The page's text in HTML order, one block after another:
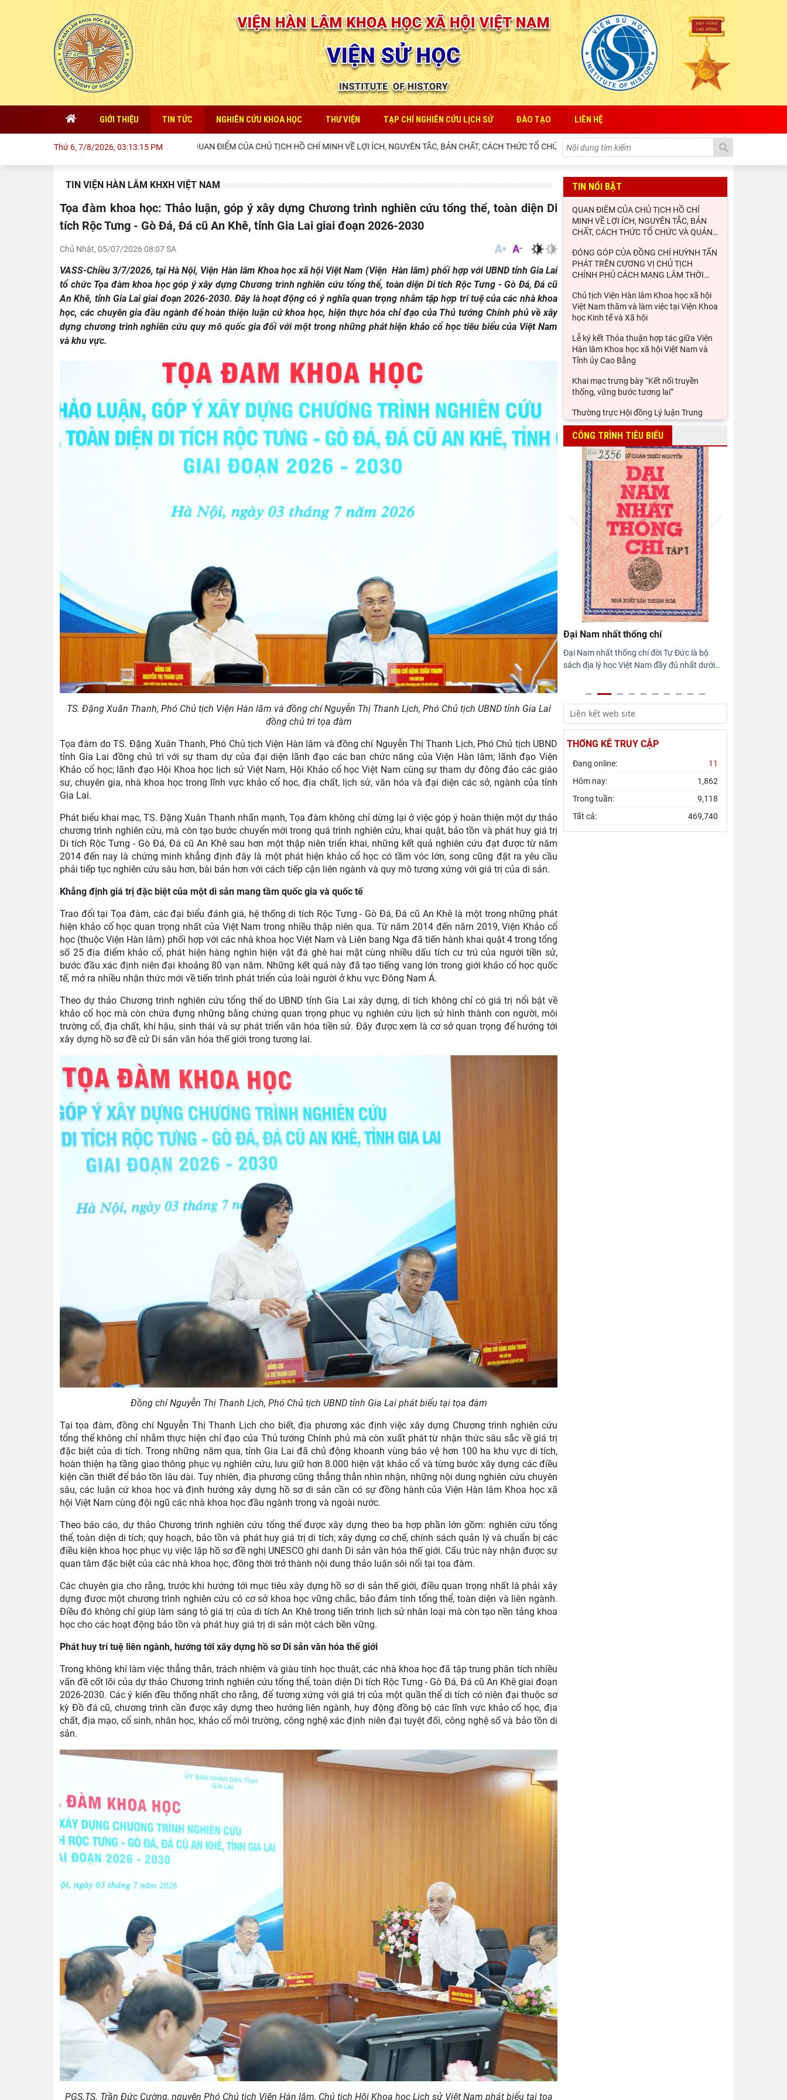
GIỚI THIỆU TIN TỨC NGHIÊN CỨU KHOA HỌC THƯ VIỆN TẠP CHÍ NGHIÊN CỨU LỊCH SỬ ĐÀO TẠO LIÊN HỆ
Thứ 6, 7/8/2026, 03:13:17 PMQUAN ĐIỂM CỦA CHỦ TỊCH HỒ CHÍ MINH VỀ LỢI ÍCH, NGUYÊN TẮC, BẢN CHẤT, CÁCH THỨC TỔ CHỨC VÀ QUẢN LÝ CỦA NHÀ NƯỚC ĐỐI VỚI SỰ PHÁT TRIỂN HỢP TÁC XÃ
TIN VIỆN HÀN LÂM KHXH VIỆT NAM
Tọa đàm khoa học: Thảo luận, góp ý xây dựng Chương trình nghiên cứu tổng thể, toàn diện Di
tích Rộc Tưng - Gò Đá, Đá cũ An Khê, tỉnh Gia Lai giai đoạn 2026-2030
Chủ Nhật, 05/07/2026 08:07 SA
VASS-Chiều 3/7/2026, tại Hà Nội, Viện Hàn lâm Khoa học xã hội Việt Nam (Viện Hàn lâm) phối hợp với UBND tỉnh Gia Lai
tổ chức Tọa đàm khoa học góp ý xây dựng Chương trình nghiên cứu tổng thể, toàn diện Di tích Rộc Tưng - Gò Đá, Đá cũ
An Khê, tỉnh Gia Lai giai đoạn 2026-2030. Đây là hoạt động có ý nghĩa quan trọng nhằm tập hợp trí tuệ của các nhà khoa
học, các chuyên gia đầu ngành để hoàn thiện luận cứ khoa học, hiện thực hóa chỉ đạo của Thủ tướng Chính phủ về xây
dựng chương trình nghiên cứu quy mô quốc gia đối với một trong những phát hiện khảo cổ học tiêu biểu của Việt Nam
và khu vực.
TS. Đặng Xuân Thanh, Phó Chủ tịch Viện Hàn lâm và đồng chí Nguyễn Thị Thanh Lịch, Phó Chủ tịch UBND tỉnh Gia Lai
đồng chủ trì tọa đàm
Tọa đàm do TS. Đặng Xuân Thanh, Phó Chủ tịch Viện Hàn lâm và đồng chí Nguyễn Thị Thanh Lịch, Phó Chủ tịch UBND
tỉnh Gia Lai đồng chủ trì với sự tham dự của đại diện lãnh đạo các ban chức năng của Viện Hàn lâm; lãnh đạo Viện
Khảo cổ học; lãnh đạo Hội Khoa học lịch sử Việt Nam, Hội Khảo cổ học Việt Nam cùng sự tham dự đông đảo các giáo
sư, chuyên gia, nhà khoa học trong lĩnh vực khảo cổ học, địa chất, lịch sử, văn hóa và đại diện các sở, ngành của tỉnh
Gia Lai.
Phát biểu khai mạc, TS. Đặng Xuân Thanh nhấn mạnh, Tọa đàm không chỉ dừng lại ở việc góp ý hoàn thiện một dự thảo
chương trình nghiên cứu, mà còn tạo bước chuyển mới trong quá trình nghiên cứu, khai quật, bảo tồn và phát huy giá trị
Di tích Rộc Tưng - Gò Đá, Đá cũ An Khê sau hơn một thập niên triển khai, những kết quả nghiên cứu đạt được từ năm
2014 đến nay là chứng minh khẳng định đây là một phát hiện khảo cổ học có tầm vóc lớn, song cũng đặt ra yêu cầu
phải tiếp tục nghiên cứu sâu hơn, bài bản hơn với cách tiếp cận liên ngành và quy mô tương xứng với giá trị của di sản.
Khẳng định giá trị đặc biệt của một di sản mang tầm quốc gia và quốc tế
Trao đổi tại Tọa đàm, các đại biểu đánh giá, hệ thống di tích Rộc Tưng - Gò Đá, Đá cũ An Khê là một trong những phát
hiện khảo cổ học quan trọng nhất của Việt Nam trong nhiều thập niên qua. Từ năm 2014 đến năm 2019, Viện Khảo cổ
học (thuộc Viện Hàn lâm) phối hợp với các nhà khoa học Việt Nam và Liên bang Nga đã tiến hành khai quật 4 trong tổng
số 25 địa điểm khảo cổ, phát hiện hàng nghìn hiện vật đá ghè hai mặt cùng nhiều dấu tích cư trú của người tiền sử,
bước đầu xác định niên đại khoảng 80 vạn năm. Những kết quả này đã tạo tiếng vang lớn trong giới khảo cổ học quốc
tế, mở ra nhiều nhận thức mới về tiến trình phát triển của loài người ở khu vực Đông Nam Á.
Theo dự thảo Chương trình nghiên cứu tổng thể do UBND tỉnh Gia Lai xây dựng, di tích không chỉ có giá trị nổi bật về
khảo cổ học mà còn chứa đựng những bằng chứng quan trọng phục vụ nghiên cứu lịch sử hình thành con người, môi
trường cổ, địa chất, khí hậu, sinh thái và sự phát triển văn hóa tiền sử. Đây được xem là cơ sở quan trọng để hướng tới
xây dựng hồ sơ đề cử Di sản văn hóa thế giới trong tương lai.
Đồng chí Nguyễn Thị Thanh Lịch, Phó Chủ tịch UBND tỉnh Gia Lai phát biểu tại tọa đàm
Tại tọa đàm, đồng chí Nguyễn Thị Thanh Lịch cho biết, địa phương xác định việc xây dựng Chương trình nghiên cứu
tổng thể không chỉ nhằm thực hiện chỉ đạo của Thủ tướng Chính phủ mà còn xuất phát từ nhận thức sâu sắc về giá trị
đặc biệt của di tích. Trong những năm qua, tỉnh Gia Lai đã chủ động khoanh vùng bảo vệ hơn 100 ha khu vực di tích,
hoàn thiện hạ tầng giao thông phục vụ nghiên cứu, lưu giữ hơn 8.000 hiện vật khảo cổ và từng bước xây dựng các điều
kiện cần thiết để bảo tồn lâu dài. Tuy nhiên, địa phương cũng thẳng thắn nhìn nhận, những nội dung nghiên cứu chuyên
sâu, các luận cứ khoa học và định hướng xây dựng hồ sơ di sản cần có sự đồng hành của Viện Hàn lâm Khoa học xã
hội Việt Nam cùng đội ngũ các nhà khoa học đầu ngành trong và ngoài nước.
Theo báo cáo, dự thảo Chương trình nghiên cứu tổng thể được xây dựng theo ba hợp phần lớn gồm: nghiên cứu tổng
thể, toàn diện di tích; quy hoạch, bảo tồn và phát huy giá trị di tích; xây dựng cơ chế, chính sách quản lý và chuẩn bị các
điều kiện khoa học phục vụ việc lập hồ sơ đề nghị UNESCO ghi danh Di sản văn hóa thế giới. Cấu trúc này nhận được sự
quan tâm đặc biệt của các nhà khoa học, đồng thời trở thành nội dung thảo luận sôi nổi tại tọa đàm.
Các chuyên gia cho rằng, trước khi hướng tới mục tiêu xây dựng hồ sơ di sản thế giới, điều quan trọng nhất là phải xây
dựng được một chương trình nghiên cứu có cơ sở khoa học vững chắc, bảo đảm tính tổng thể, toàn diện và liên ngành.
Điều đó không chỉ giúp làm sáng tỏ giá trị của di tích An Khê trong tiến trình lịch sử nhân loại mà còn tạo nền tảng khoa
học cho các hoạt động bảo tồn và phát huy giá trị di sản một cách bền vững.
Phát huy trí tuệ liên ngành, hướng tới xây dựng hồ sơ Di sản văn hóa thế giới
Trong không khí làm việc thẳng thắn, trách nhiệm và giàu tính học thuật, các nhà khoa học đã tập trung phân tích nhiều
vấn đề cốt lõi của dự thảo Chương trình nghiên cứu tổng thể, toàn diện Di tích Rộc Tưng - Gò Đá, Đá cũ An Khê giai đoạn
2026-2030. Các ý kiến đều thống nhất cho rằng, để tương xứng với giá trị của một quần thể di tích có niên đại thuộc sơ
kỳ Đồ đá cũ, chương trình cần được xây dựng theo hướng liên ngành, huy động đồng bộ các lĩnh vực khảo cổ học, địa
chất, địa mạo, cổ sinh, nhân học, khảo cổ môi trường, công nghệ xác định niên đại tuyệt đối, công nghệ số và bảo tồn di
sản.
PGS.TS. Trần Đức Cường, nguyên Phó Chủ tịch Viện Hàn lâm, Chủ tịch Hội Khoa học Lịch sử Việt Nam phát biểu tại tọa
TIN NỔI BẬT
QUAN ĐIỂM CỦA CHỦ TỊCH HỒ CHÍ
MINH VỀ LỢI ÍCH, NGUYÊN TẮC, BẢN
CHẤT, CÁCH THỨC TỔ CHỨC VÀ QUẢN…
ĐÓNG GÓP CỦA ĐỒNG CHÍ HUỲNH TẤN
PHÁT TRÊN CƯƠNG VỊ CHỦ TỊCH
CHÍNH PHỦ CÁCH MẠNG LÂM THỜI…
Chủ tịch Viện Hàn lâm Khoa học xã hội
Việt Nam thăm và làm việc tại Viện Khoa
học Kinh tế và Xã hội
Lễ ký kết Thỏa thuận hợp tác giữa Viện
Hàn lâm Khoa học xã hội Việt Nam và
Tỉnh ủy Cao Bằng
Khai mạc trưng bày “Kết nối truyền
thống, vững bước tương lai”
Thường trực Hội đồng Lý luận Trung
ương làm việc với Tiểu ban Văn hóa - Xã
hội - Văn học, nghệ
Đảng ủy Viện Hàn lâm Khoa học xã hội
Việt Nam tổ chức Hội nghị Tập huấn
nghiệp vụ công tác kiểm
Viện Sử học tham gia Hội thảo khoa học
quốc gia "Danh nhân văn hóa Lê Quý
Đôn - Di sản và giá trị
Hội thảo khoa học quốc gia “Danh nhân
văn hóa Lê Quý Đôn - Di sản và giá trị
thời đại”
Rà soát công tác chuẩn bị Hội thảo
khoa học quốc gia "Danh nhân văn hóa
Lê Quý Đôn - Di sản và giá
CÔNG TRÌNH TIÊU BIỂU
Đại Nam nhất thống chí
Đại Nam nhất thống chí đời Tự Đức là bộ
sách địa lý học Việt Nam đầy đủ nhất dưới…
Next
THỐNG KÊ TRUY CẬP
Đang online:
11
Hôm nay:
1,862
Trong tuần:
9,118
Tất cả:
469,740